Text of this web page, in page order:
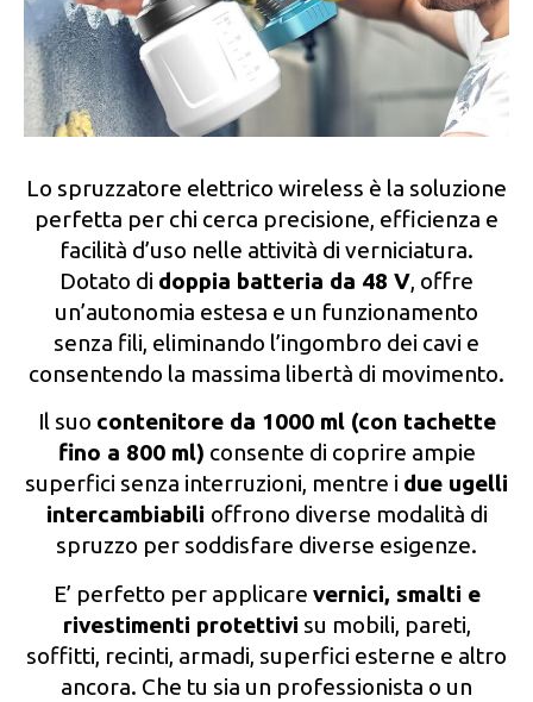
Lo spruzzatore elettrico wireless è la soluzione
perfetta per chi cerca precisione, efficienza e
facilità d’uso nelle attività di verniciatura.
Dotato di doppia batteria da 48 V, offre
un’autonomia estesa e un funzionamento
senza fili, eliminando l’ingombro dei cavi e
consentendo la massima libertà di movimento.
Il suo contenitore da 1000 ml (con tachette
fino a 800 ml) consente di coprire ampie
superfici senza interruzioni, mentre i due ugelli
intercambiabili offrono diverse modalità di
spruzzo per soddisfare diverse esigenze.
E’ perfetto per applicare vernici, smalti e
rivestimenti protettivi su mobili, pareti,
soffitti, recinti, armadi, superfici esterne e altro
ancora. Che tu sia un professionista o un